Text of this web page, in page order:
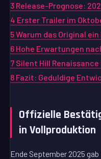
3 Release-Prognose:
4 Erster Trailer im
5Warum das Original
6 Hohe Erwartungen
7 Silent Hill Renaissance
8 Fazit: Geduldige
Offizielle
in Vollproduktion
Ende September 2025